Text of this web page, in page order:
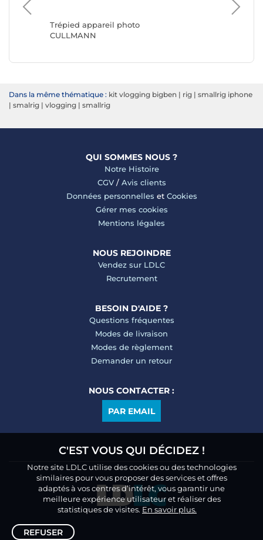
Trépied appareil photo
CULLMANN
Benro
Dans la même thématique : kit vlogging bigben | rig | smallrig iphone
| smalrig | vlogging | smallrig
QUI SOMMES NOUS ?
Notre Histoire
CGV/ Avis clients
Données personnelles et Cookies
Gérer mes cookies
Mentions légales
NOUS REJOINDRE
Vendez sur LDLC
Recrutement
BESOIN D'AIDE ?
Questions fréquentes
Modes de livraison
Modes de règlement
Demander un retour
NOUS CONTACTER :
PAR EMAIL
C'EST VOUS QUI DÉCIDEZ !
Notre site LDLC utilise des cookies ou des technologies
similaires pour vous proposer des services et offres
adaptés à vos centres d’intérêt, vous garantir une
meilleure expérience utilisateur et réaliser des
statistiques de visites. En savoir plus.
REFUSER